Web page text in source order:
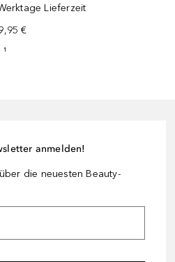
Lieferzeit
€
anmelden!
die neuesten Beauty-